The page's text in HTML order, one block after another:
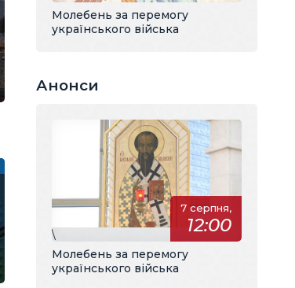
Молебень за перемогу
українського війська
Анонси
7 серпня,
12:00
\
Молебень за перемогу
українського війська